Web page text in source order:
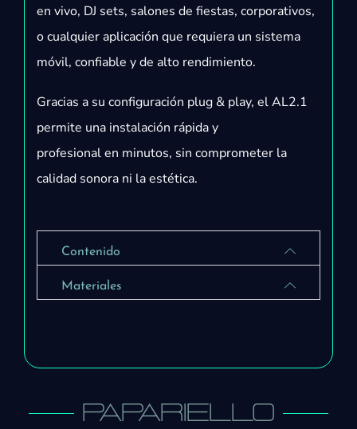
en vivo, DJ sets, salones de fiestas, corporativos,
o cualquier aplicación que requiera un sistema
móvil, confiable y de alto rendimiento.
Gracias a su configuración plug & play, el AL2.1
permite una instalación rápida y
profesional en minutos, sin comprometer la
calidad sonora ni la estética.
Contenido
Materiales
PAPARIELLO